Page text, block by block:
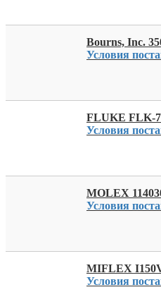
Bourns, Inc.
Условия
FLUKE FLK-
Условия
MOLEX
Условия
MIFLEX
Условия